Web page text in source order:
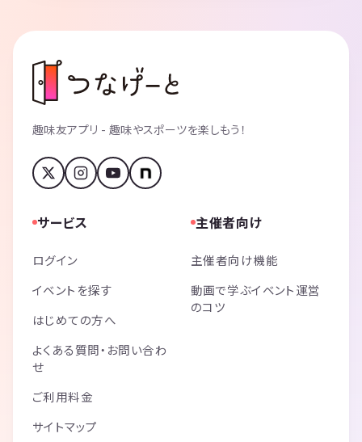
趣味友アプリ - 趣味やスポーツを楽しもう！
サービス
ログイン
イベントを探す
はじめての方へ
よくある質問・お問い合わ
せ
ご利用料金
サイトマップ
主催者向け
主催者向け機能
動画で学ぶイベント運営
のコツ